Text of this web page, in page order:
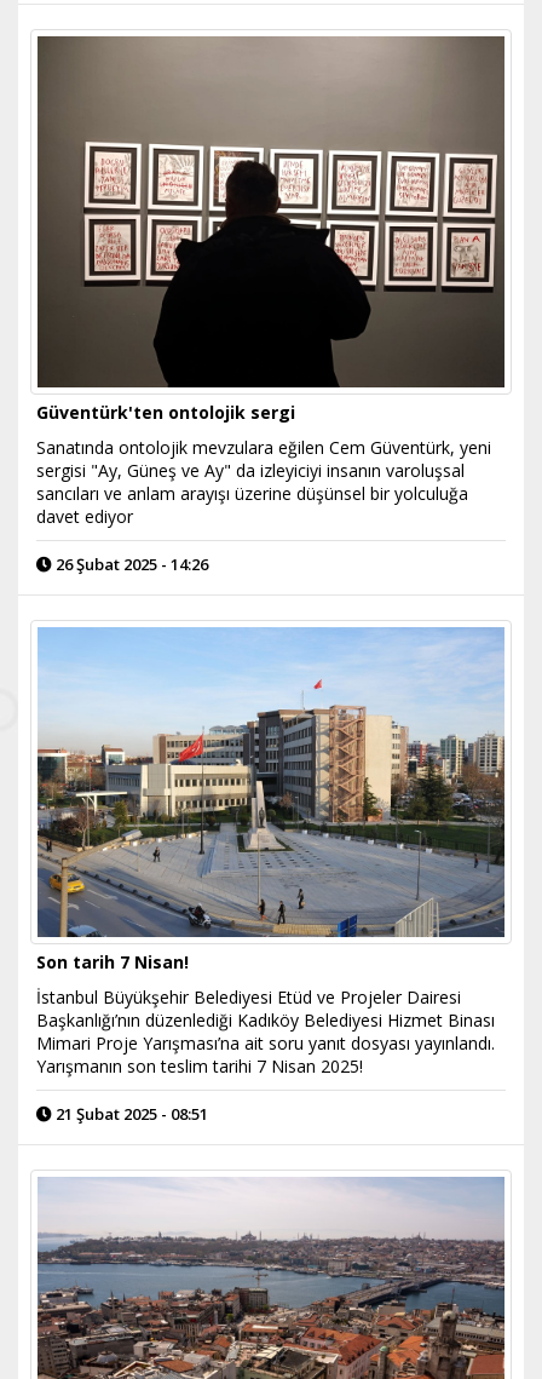
Güventürk'ten ontolojik sergi
Sanatında ontolojik mevzulara eğilen Cem Güventürk, yeni
sergisi "Ay, Güneş ve Ay" da izleyiciyi insanın varoluşsal
sancıları ve anlam arayışı üzerine düşünsel bir yolculuğa
davet ediyor
26 Şubat 2025 - 14:26
Son tarih 7 Nisan!
İstanbul Büyükşehir Belediyesi Etüd ve Projeler Dairesi
Başkanlığı’nın düzenlediği Kadıköy Belediyesi Hizmet Binası
Mimari Proje Yarışması’na ait soru yanıt dosyası yayınlandı.
Yarışmanın son teslim tarihi 7 Nisan 2025!
21 Şubat 2025 - 08:51